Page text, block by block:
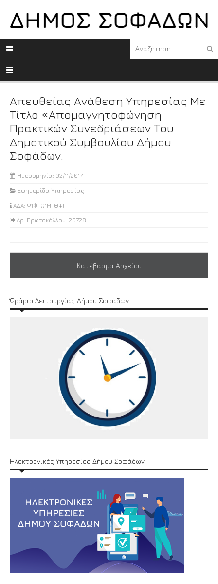
Απευθείας Ανάθεση Υπηρεσίας Με
Τίτλο «Απομαγνητοφώνηση
Πρακτικών Συνεδριάσεων Του
Δημοτικού Συμβουλίου Δήμου
Σοφάδων.
Ημερομηνία: 02/11/2017
Εφημερίδα Υπηρεσίας
ΑΔΑ: Ψ1ΦΓΩ1Μ-ΘΨΠ
Αρ. Πρωτοκόλλου: 20728
Κατέβασμα Αρχείου
Ώράριο Λειτουργίας Δήμου Σοφάδων
Ηλεκτρονικές Υπηρεσίες Δήμου Σοφάδων